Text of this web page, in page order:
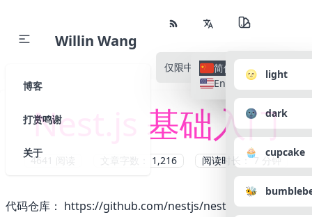
博客
打赏鸣谢
关于
Willin Wang
仅限中文所有语种
简体中文
English
🌝 light
🌚 dark
🧁 cupcake
🐝
Nest.js 基础入门
4641 文章字数： 1,216 阅读时长： 7 分钟
代码仓库： https://github.com/nestjs/nest